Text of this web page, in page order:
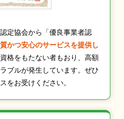
定協会から「優良事業者認
かつ安心のサービスを提供し
格をもたない者もおり、高額
ブルが発生しています。ぜひ
をお受けください。